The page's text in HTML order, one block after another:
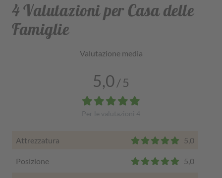
4 Valutazioni per Casa delle
Famiglie
Valutazione media
5,0/5
Per le valutazioni 4
Attrezzatura 5,0
Posizione 5,0